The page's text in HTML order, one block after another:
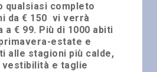
qualsiasi completo
da € 150 vi verrà
€ 99. Più di 1000 abiti
estate e
alle stagioni più calde,
e taglie